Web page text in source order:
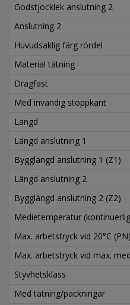
Godstjocklek anslutning 2
Anslutning 2
Huvudsaklig färg rördel
Material tätning
Dragfast
Med invändig stoppkant
Längd
Längd anslutning 1
Bygglängd anslutning 1 (Z1)
Längd anslutning 2
Bygglängd anslutning 2 (Z2)
Medietemperatur
Max. arbetstryck vid 20°C (PN)
Max. arbetstryck vid max.
Styvhetsklass
Med tätning/packningar